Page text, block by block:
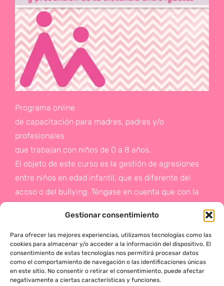
Gestionar consentimiento
Para ofrecer las mejores experiencias, utilizamos tecnologías como las
cookies para almacenar y/o acceder a la información del dispositivo. El
consentimiento de estas tecnologías nos permitirá procesar datos
como el comportamiento de navegación o las identificaciones únicas
en este sitio. No consentir o retirar el consentimiento, puede afectar
negativamente a ciertas características y funciones.
Programa online
de capacitación para madres, padres y/o
profesionales
que trabajan con niños de 0 a 8 años.
El objeto de este curso es la gestión de agresiones
entre niños en edad infantil, que es diferente del
acoso o del bullying. Téngase en cuenta que con la
de la prevención a un problema que suele aparecer
en etapas posteriores como es el acoso.
Si deseas más información,
haz click en este enlace: